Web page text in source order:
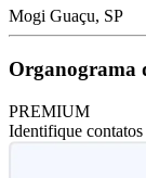
Mogi Guaçu, SP
Organograma
PREMIUM
Identifique contatos